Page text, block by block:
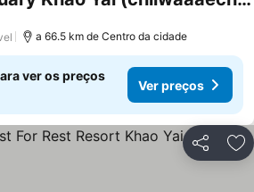
a 66.5 km de Centro da cidade
ver os preços
Ver preços
Partilhar